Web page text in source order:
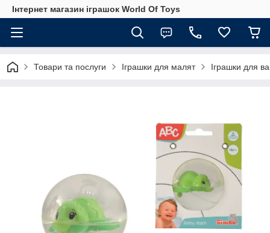
Інтернет магазин іграшок World Of Toys
Товари та послуги Іграшки для малят Іграшки для